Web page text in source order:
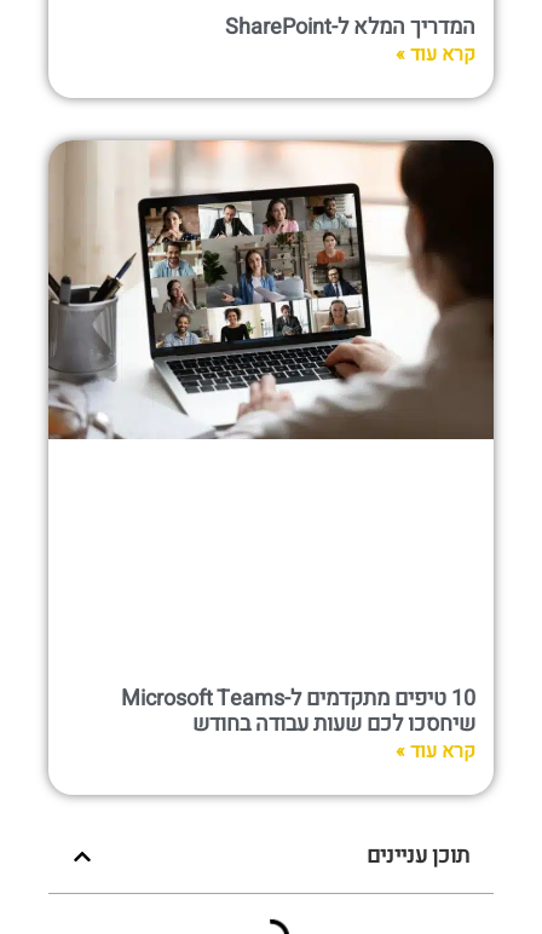
המדריך המלא ל-SharePoint
קרא עוד »
10 טיפים מתקדמים ל-Microsoft Teams
שיחסכו לכם שעות עבודה בחודש
קרא עוד »
תוכן עניינים